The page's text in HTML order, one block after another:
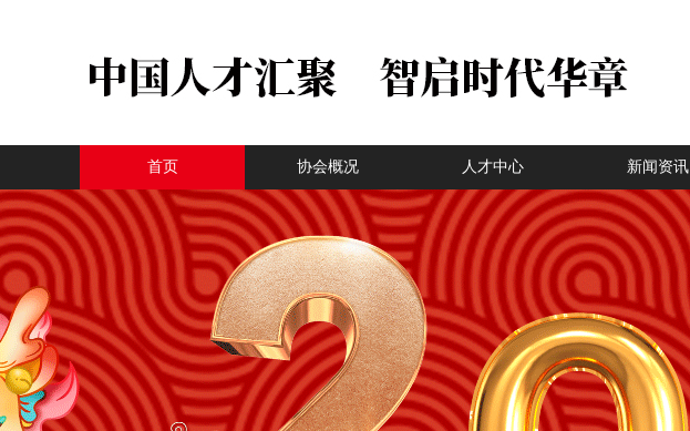
首页 协会概况 人才中心 新闻资讯